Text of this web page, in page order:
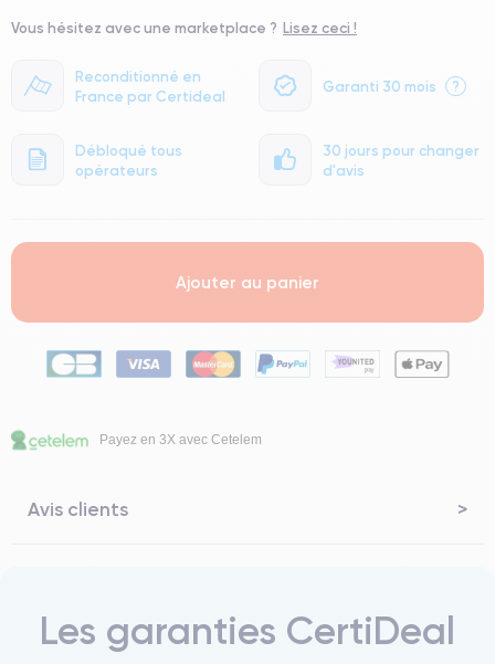
Reconditionné en
France par Certideal
Garanti 30 mois ?
Débloqué tous
opérateurs
30 jours pour changer
d'avis
Vous hésitez avec une marketplace ? Lisez ceci !
Ajouter au panier
Payez en 3X avec Cetelem
Avis clients
Les garanties CertiDeal